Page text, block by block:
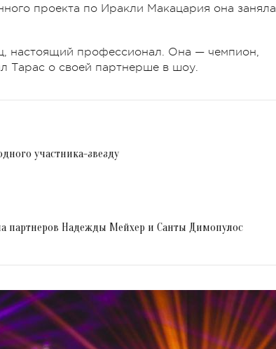
проекта по Иракли Макацария она заняла
настоящий профессионал. Она — чемпион,
Тарас о своей партнерше в шоу.
участника-звезду
партнеров Надежды Мейхер и Санты Димопулос